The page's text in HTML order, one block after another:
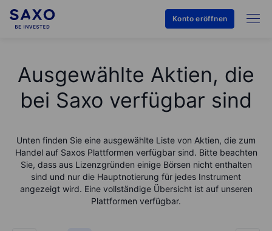
Konto eröffnen
Ausgewählte Aktien, die
bei Saxo verfügbar sind
Unten finden Sie eine ausgewählte Liste von Aktien, die zum
Handel auf Saxos Plattformen verfügbar sind. Bitte beachten
Sie, dass aus Lizenzgründen einige Börsen nicht enthalten
sind und nur die Hauptnotierung für jedes Instrument
angezeigt wird. Eine vollständige Übersicht ist auf unseren
Plattformen verfügbar.